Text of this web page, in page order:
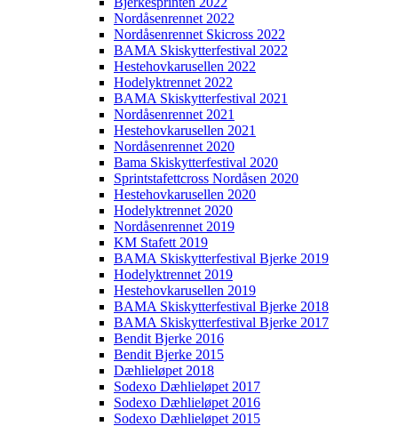
Nordåsenrennet 2022
Nordåsenrennet Skicross 2022
BAMA Skiskytterfestival 2022
Hestehovkarusellen 2022
Hodelyktrennet 2022
BAMA Skiskytterfestival 2021
Nordåsenrennet 2021
Hestehovkarusellen 2021
Nordåsenrennet 2020
Bama Skiskytterfestival 2020
Sprintstafettcross Nordåsen 2020
Hestehovkarusellen 2020
Hodelyktrennet 2020
Nordåsenrennet 2019
KM Stafett 2019
BAMA Skiskytterfestival Bjerke 2019
Hodelyktrennet 2019
Hestehovkarusellen 2019
BAMA Skiskytterfestival Bjerke 2018
BAMA Skiskytterfestival Bjerke 2017
Bendit Bjerke 2016
Bendit Bjerke 2015
Dæhlieløpet 2018
Sodexo Dæhlieløpet 2017
Sodexo Dæhlieløpet 2016
Sodexo Dæhlieløpet 2015